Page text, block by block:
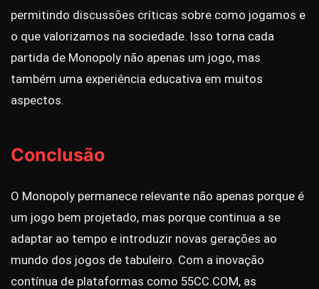
permitindo discussões críticas sobre como jogamos e
o que valorizamos na sociedade. Isso torna cada
partida de Monopoly não apenas um jogo, mas
também uma experiência educativa em muitos
aspectos.
Conclusão
O Monopoly permanece relevante não apenas porque é
um jogo bem projetado, mas porque continua a se
adaptar ao tempo e introduzir novas gerações ao
mundo dos jogos de tabuleiro. Com a inovação
contínua de plataformas como 55CC.COM, as